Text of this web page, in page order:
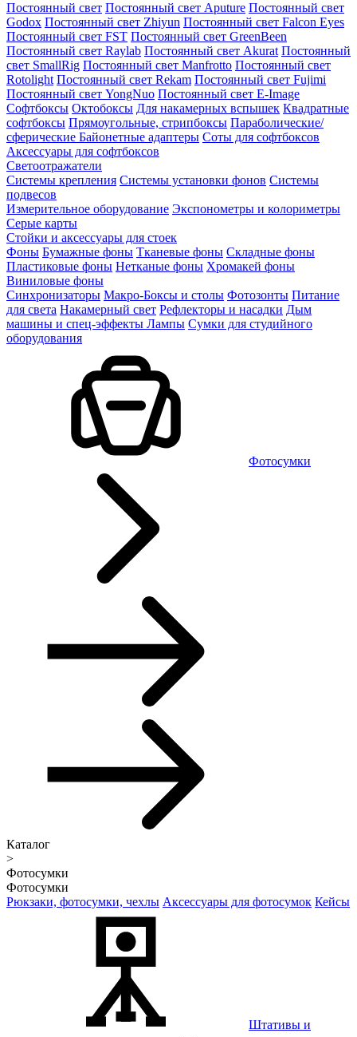
Постоянный свет Постоянный свет Aputure Постоянный свет
Godox Постоянный свет Zhiyun Постоянный свет Falcon Eyes
Постоянный свет FST Постоянный свет GreenBeen
Постоянный свет Raylab Постоянный свет Akurat Постоянный
свет SmallRig Постоянный свет Manfrotto Постоянный свет
Rotolight Постоянный свет Rekam Постоянный свет Fujimi
Постоянный свет YongNuo Постоянный свет E-Image
Софтбоксы Октобоксы Для накамерных вспышек Квадратные
софтбоксы Прямоугольные, стрипбоксы Параболические/
сферические Байонетныe адаптеры Соты для софтбоксов
Аксессуары для софтбоксов
Светоотражатели
Системы крепления Системы установки фонов Системы
подвесов
Измерительное оборудование Экспонометры и колориметры
Серые карты
Стойки и аксессуары для стоек
Фоны Бумажные фоны Тканевые фоны Складные фоны
Пластиковые фоны Нетканые фоны Хромакей фоны
Виниловые фоны
Синхронизаторы Макро-Боксы и столы Фотозонты Питание
для света Накамерный свет Рефлекторы и насадки Дым
машины и спец-эффекты Лампы Сумки для студийного
оборудования
Фотосумки
Каталог
>
Фотосумки
Фотосумки
Рюкзаки, фотосумки, чехлы Аксессуары для фотосумок Кейсы
Штативы и